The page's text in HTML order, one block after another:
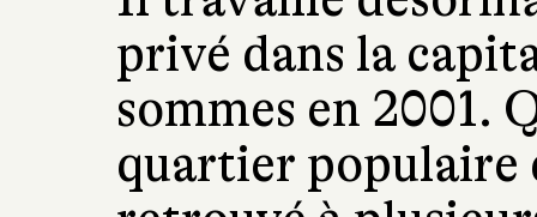
privé dans la
sommes en 2001.
quartier populaire